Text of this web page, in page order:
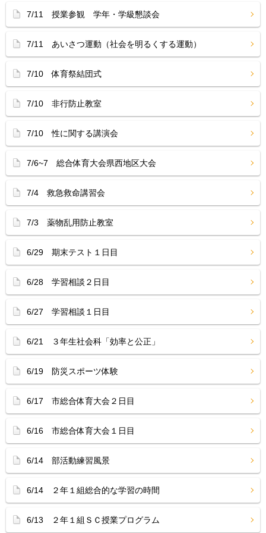
7/11 授業参観 学年・学級懇談会
7/11 あいさつ運動（社会を明るくする運動）
7/10 体育祭結団式
7/10 非行防止教室
7/10 性に関する講演会
7/6~7 総合体育大会県西地区大会
7/4 救急救命講習会
7/3 薬物乱用防止教室
6/29 期末テスト１日目
6/28 学習相談２日目
6/27 学習相談１日目
6/21 ３年生社会科「効率と公正」
6/19 防災スポーツ体験
6/17 市総合体育大会２日目
6/16 市総合体育大会１日目
6/14 部活動練習風景
6/14 ２年１組総合的な学習の時間
6/13 ２年１組ＳＣ授業プログラム